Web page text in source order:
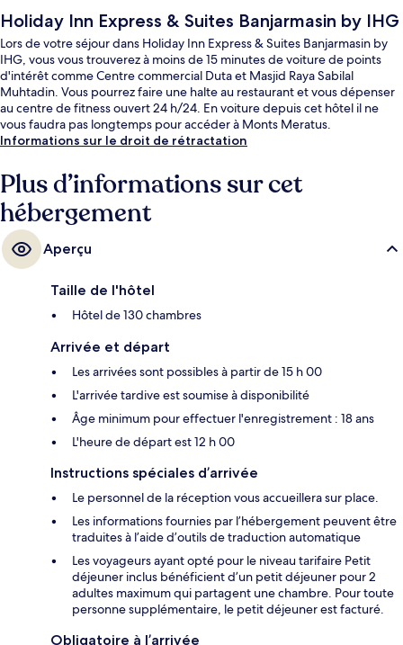
Holiday Inn Express & Suites Banjarmasin by IHG
Lors de votre séjour dans Holiday Inn Express & Suites Banjarmasin by
IHG, vous vous trouverez à moins de 15 minutes de voiture de points
d'intérêt comme Centre commercial Duta et Masjid Raya Sabilal
Muhtadin. Vous pourrez faire une halte au restaurant et vous dépenser
au centre de fitness ouvert 24 h/24. En voiture depuis cet hôtel il ne
vous faudra pas longtemps pour accéder à Monts Meratus.
Informations sur le droit de rétractation
Plus d’informations sur cet
hébergement
Aperçu
Taille de l'hôtel
Hôtel de 130 chambres
Arrivée et départ
Les arrivées sont possibles à partir de 15 h 00
L'arrivée tardive est soumise à disponibilité
Âge minimum pour effectuer l'enregistrement : 18 ans
L'heure de départ est 12 h 00
Instructions spéciales d’arrivée
Le personnel de la réception vous accueillera sur place.
Les informations fournies par l’hébergement peuvent être
traduites à l’aide d’outils de traduction automatique
Les voyageurs ayant opté pour le niveau tarifaire Petit
déjeuner inclus bénéficient d’un petit déjeuner pour 2
adultes maximum qui partagent une chambre. Pour toute
personne supplémentaire, le petit déjeuner est facturé.
Obligatoire à l’arrivée